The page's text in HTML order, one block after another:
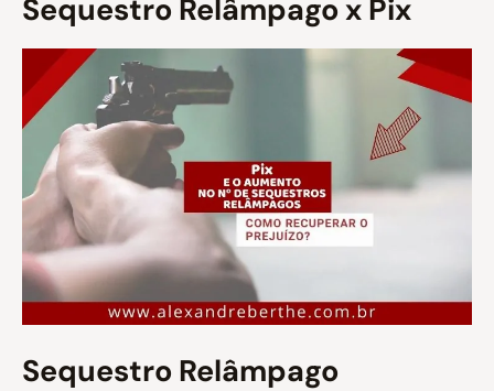
Sequestro Relâmpago x Pix
Sequestro Relâmpago